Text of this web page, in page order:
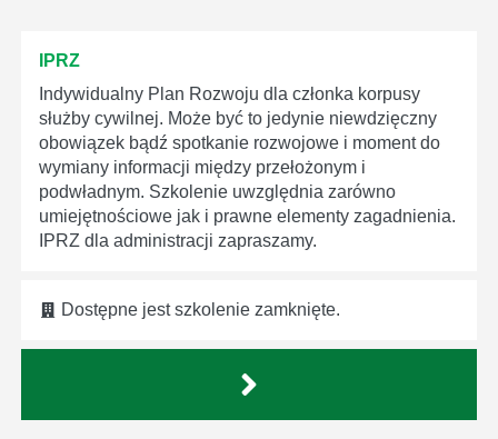
IPRZ
Indywidualny Plan Rozwoju dla członka korpusy
służby cywilnej. Może być to jedynie niewdzięczny
obowiązek bądź spotkanie rozwojowe i moment do
wymiany informacji między przełożonym i
podwładnym. Szkolenie uwzględnia zarówno
umiejętnościowe jak i prawne elementy zagadnienia.
IPRZ dla administracji zapraszamy.
Dostępne jest szkolenie zamknięte.